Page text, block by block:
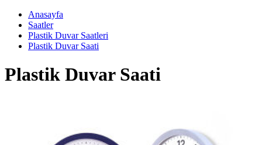
Anasayfa
Saatler
Plastik Duvar Saatleri
Plastik Duvar Saati
Plastik Duvar Saati